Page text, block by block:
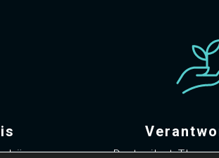
Du treibst